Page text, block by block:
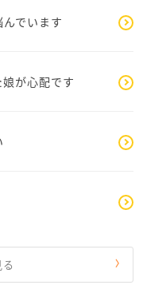
を断つ必要はあり
る、必要な連絡だ
るという形でも
じ苦しさに戻って
くていいですが、
、彩さん自身を守
うね。
でいます
が心配です